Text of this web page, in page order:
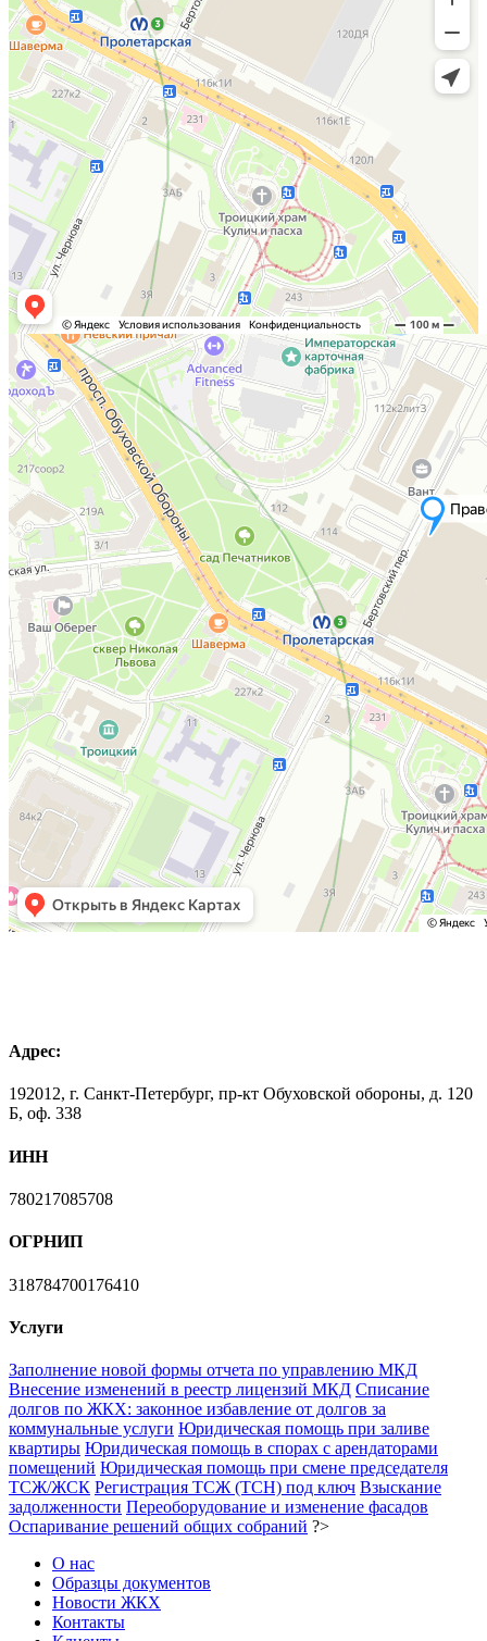
Адрес:
192012, г. Санкт-Петербург, пр-кт Обуховской обороны, д. 120
Б, оф. 338
ИНН
780217085708
ОГРНИП
318784700176410
Услуги
Заполнение новой формы отчета по управлению МКД
Внесение изменений в реестр лицензий МКД Списание
долгов по ЖКХ: законное избавление от долгов за
коммунальные услуги Юридическая помощь при заливе
квартиры Юридическая помощь в спорах с арендаторами
помещений Юридическая помощь при смене председателя
ТСЖ/ЖСК Регистрация ТСЖ (ТСН) под ключ Взыскание
задолженности Переоборудование и изменение фасадов
Оспаривание решений общих собраний ?>
О нас
Образцы документов
Новости ЖКХ
Контакты